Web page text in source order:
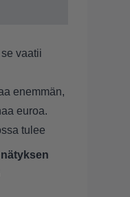
vaatii
enemmän,
euroa.
tulee